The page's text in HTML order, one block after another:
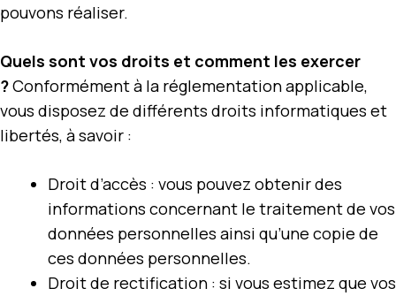
pouvons réaliser.
Quels sont vos droits et comment les exercer
?Conformément à la réglementation applicable,
vous disposez de différents droits informatiques et
libertés, à savoir :
Droit d’accès : vous pouvez obtenir des
informations concernant le traitement de vos
données personnelles ainsi qu’une copie de
ces données personnelles.
Droit de rectification : si vous estimez que vos